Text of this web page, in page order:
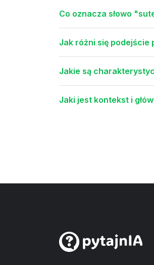
Co oznacza słowo
Jak różni się
Jakie są
Jaki jest kontekst i